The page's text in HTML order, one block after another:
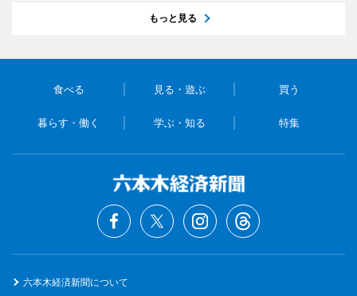
もっと見る
食べる 見る・遊ぶ 買う
暮らす・働く 学ぶ・知る 特集
六本木経済新聞について